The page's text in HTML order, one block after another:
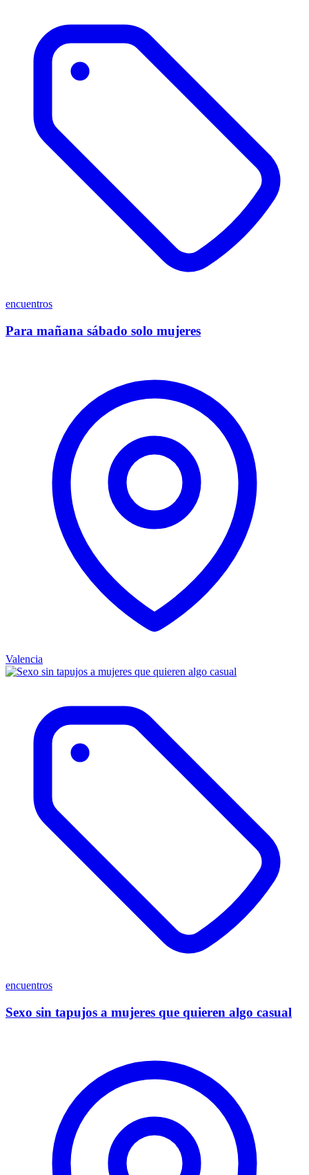
encuentros
Para mañana sábado solo mujeres
Valencia
encuentros
Sexo sin tapujos a mujeres que quieren algo casual